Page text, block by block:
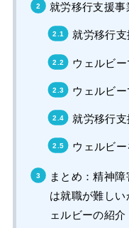
就労移行支援
就労移行
ウェルビ
ウェルビ
就労移行
ウェルビ
まとめ：精神
は就職が難し
ェルビーの紹介